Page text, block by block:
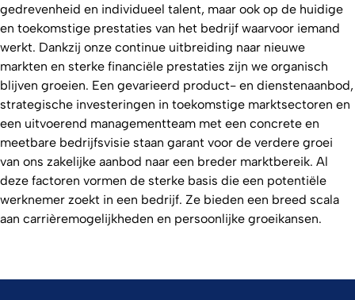
gedrevenheid en individueel talent, maar ook op de huidige
en toekomstige prestaties van het bedrijf waarvoor iemand
werkt. Dankzij onze continue uitbreiding naar nieuwe
markten en sterke financiële prestaties zijn we organisch
blijven groeien. Een gevarieerd product- en dienstenaanbod,
strategische investeringen in toekomstige marktsectoren en
een uitvoerend managementteam met een concrete en
meetbare bedrijfsvisie staan garant voor de verdere groei
van ons zakelijke aanbod naar een breder marktbereik. Al
deze factoren vormen de sterke basis die een potentiële
werknemer zoekt in een bedrijf. Ze bieden een breed scala
aan carrièremogelijkheden en persoonlijke groeikansen.